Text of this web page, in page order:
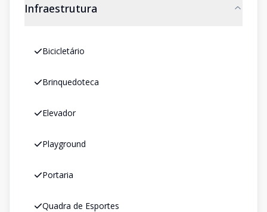
Infraestrutura
Bicicletário
Brinquedoteca
Elevador
Playground
Portaria
Quadra de Esportes